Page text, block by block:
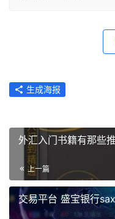
生成海报
外汇入门书籍有那些
上一篇
交易平台 盛宝银行